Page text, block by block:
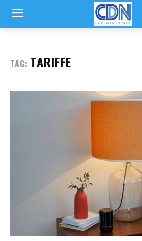
TAG: TARIFFE